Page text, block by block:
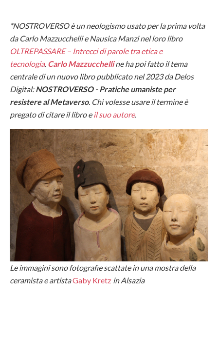
*NOSTROVERSO è un neologismo usato per la prima volta
da Carlo Mazzucchelli e Nausica Manzi nel loro libro
OLTREPASSARE – Intrecci di parole tra etica e
tecnologia. Carlo Mazzucchelli ne ha poi fatto il tema
centrale di un nuovo libro pubblicato nel 2023 da Delos
Digital:NOSTROVERSO - Pratiche umaniste per
resistere al Metaverso. Chi volesse usare il termine è
pregato di citare il libro e il suo autore.
Le immagini sono fotografie scattate in una mostra della
ceramista e artistaGaby Kretz in Alsazia